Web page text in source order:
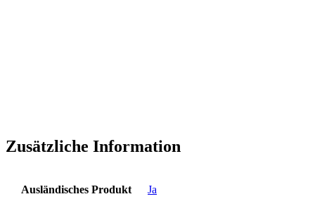
Zusätzliche Information
Ausländisches Produkt Ja